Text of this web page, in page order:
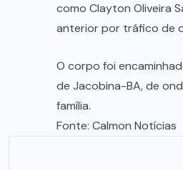
como Clayton Oliveira
anterior por tráfico de
O corpo foi
de Jacobina-BA, de
família.
Fonte: Calmon Notícias